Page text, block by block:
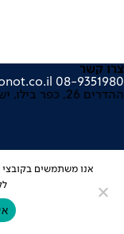
צרו קשר
08-9351980
ההדרים 26, כפר בילו, ישראל